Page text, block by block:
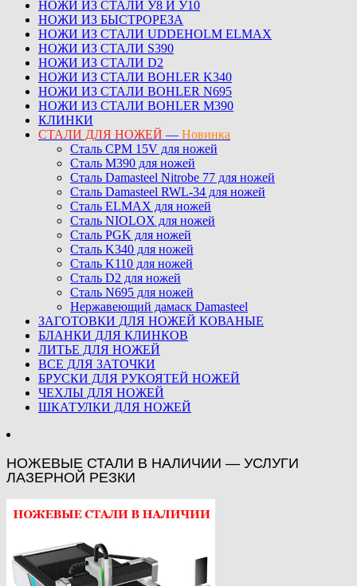
НОЖИ ИЗ СТАЛИ У8 И У10
НОЖИ ИЗ БЫСТРОРЕЗА
НОЖИ ИЗ СТАЛИ UDDEHOLM ELMAX
НОЖИ ИЗ СТАЛИ S390
НОЖИ ИЗ СТАЛИ D2
НОЖИ ИЗ СТАЛИ BOHLER K340
НОЖИ ИЗ СТАЛИ BOHLER N695
НОЖИ ИЗ СТАЛИ BOHLER M390
КЛИНКИ
СТАЛИ ДЛЯ НОЖЕЙ — Новинка
Сталь CPM 15V для ножей
Сталь M390 для ножей
Сталь Damasteel Nitrobe 77 для ножей
Сталь Damasteel RWL-34 для ножей
Сталь ELMAX для ножей
Сталь NIOLOX для ножей
Сталь PGK для ножей
Сталь K340 для ножей
Сталь K110 для ножей
Сталь D2 для ножей
Сталь N695 для ножей
Нержавеющий дамаск Damasteel
ЗАГОТОВКИ ДЛЯ НОЖЕЙ КОВАНЫЕ
БЛАНКИ ДЛЯ КЛИНКОВ
ЛИТЬЕ ДЛЯ НОЖЕЙ
ВСЕ ДЛЯ ЗАТОЧКИ
БРУСКИ ДЛЯ РУКОЯТЕЙ НОЖЕЙ
ЧЕХЛЫ ДЛЯ НОЖЕЙ
ШКАТУЛКИ ДЛЯ НОЖЕЙ
НОЖЕВЫЕ СТАЛИ В НАЛИЧИИ — УСЛУГИ
ЛАЗЕРНОЙ РЕЗКИ